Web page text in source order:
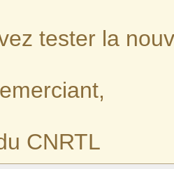
tester la
CNRTL